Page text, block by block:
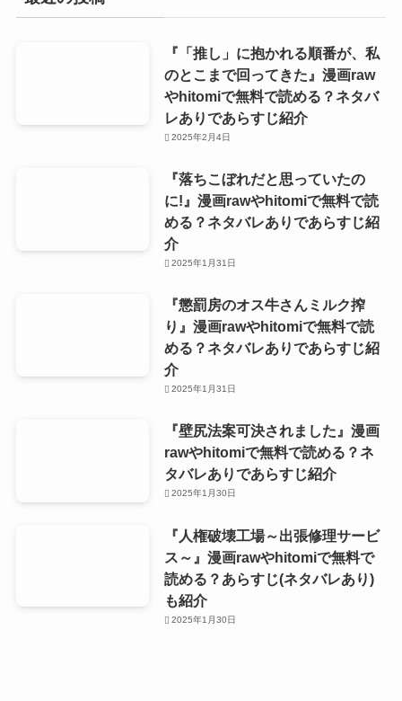
『「推し」に抱かれる順番が、私
のとこまで回ってきた』漫画raw
やhitomiで無料で読める？ネタバ
レありであらすじ紹介
2025年2月4日
『落ちこぼれだと思っていたの
に!』漫画rawやhitomiで無料で読
める？ネタバレありであらすじ紹
介
2025年1月31日
『懲罰房のオス牛さんミルク搾
り』漫画rawやhitomiで無料で読
める？ネタバレありであらすじ紹
介
2025年1月31日
『壁尻法案可決されました』漫画
rawやhitomiで無料で読める？ネ
タバレありであらすじ紹介
2025年1月30日
『人権破壊工場～出張修理サービ
ス～』漫画rawやhitomiで無料で
読める？あらすじ(ネタバレあり)
も紹介
2025年1月30日